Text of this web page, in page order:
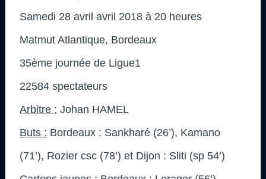
Samedi 28 avril avril 2018 à 20 heures
Matmut Atlantique, Bordeaux
35ème journée de Ligue1
22584 spectateurs
Arbitre : Johan HAMEL
Buts : Bordeaux : Sankharé (26’), Kamano
(71’), Rozier csc (78’) et Dijon : Sliti (sp 54’)